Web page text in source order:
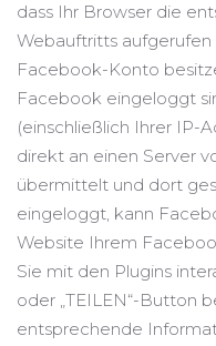
dass Ihr Browser die
Webauftritts aufgerufen
Facebook-Konto
Facebook eingeloggt
(einschließlich Ihrer IP-
direkt an einen Server
übermittelt und dort
eingeloggt, kann
Website Ihrem
Sie mit den Plugins
oder „TEILEN“-Button
entsprechende